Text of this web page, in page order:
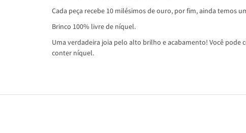
Cada peça recebe 10 milésimos de ouro, por fim, ainda temos
Brinco 100% livre de níquel.
Uma verdadeira joia pelo alto brilho e acabamento! Você
conter níquel.